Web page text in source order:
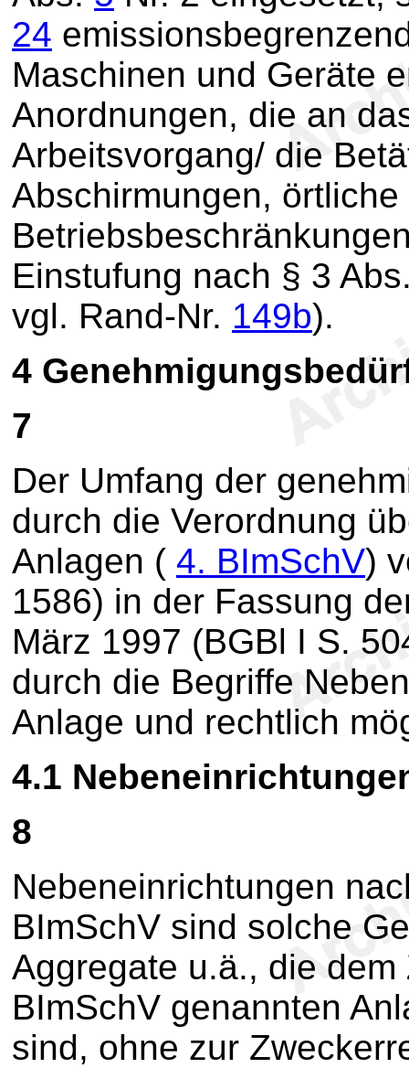
24
Maschinen und Geräte
Anordnungen, die an
Arbeitsvorgang/ die
Abschirmungen,
Einstufung nach § 3
vgl. Rand-Nr. 149b).
4
7
Der Umfang der
durch die Verordnung
Anlagen ( 4. BImSchV)
1586) in der Fassung
März 1997 (BGBl I S.
durch die Begriffe
Anlage und rechtlich
4.1
8
Nebeneinrichtungen
BImSchV sind solche
Aggregate u.ä., die
BImSchV genannten
sind, ohne zur